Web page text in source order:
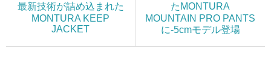
最新技術が詰め込まれた
MONTURA KEEP
JACKET
たMONTURA
MOUNTAIN PRO PANTS
に-5cmモデル登場